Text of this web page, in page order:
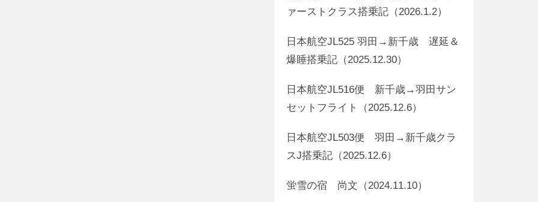
ァーストクラス搭乗記（2026.1.2）
日本航空JL525 羽田→新千歳 遅延＆
爆睡搭乗記（2025.12.30）
日本航空JL516便 新千歳→羽田サン
セットフライト（2025.12.6）
日本航空JL503便 羽田→新千歳クラ
スJ搭乗記（2025.12.6）
蛍雪の宿 尚文（2024.11.10）